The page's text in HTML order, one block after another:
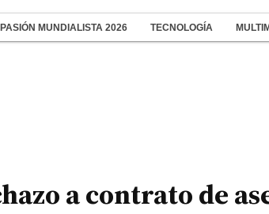
PASIÓN MUNDIALISTA 2026 TECNOLOGÍA
a contrato de